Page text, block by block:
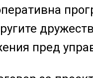
пред